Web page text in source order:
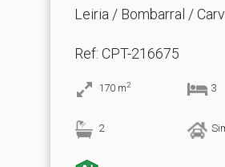
Leiria / Bombarral /
Ref: CPT-216675
170 m2 3
2